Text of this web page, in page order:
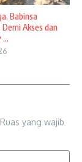
Babinsa
Demi Akses dan
...
Ruas yang wajib